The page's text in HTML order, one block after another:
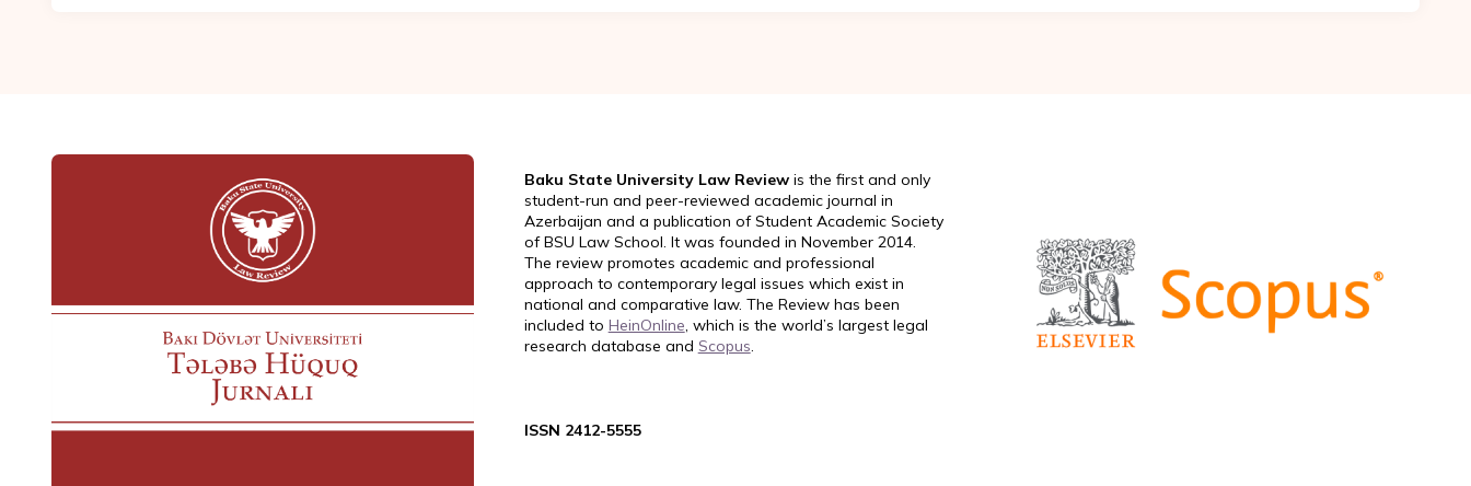
Baku State University Law Reviewis the first and only
student-run and peer-reviewed academic journal in
Azerbaijan and a publication of Student Academic Society
of BSU Law School. It was founded in November 2014.
The review promotes academic and professional
approach to contemporary legal issues which exist in
national and comparative law. The Review has been
included to HeinOnline , which is the world’s largest legal
research database and Scopus
ISSN 2412-5555